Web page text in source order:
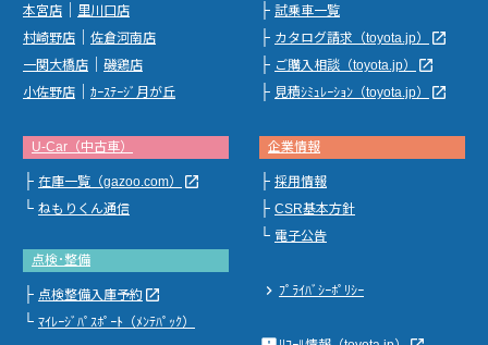
本宮店
里川口店
村崎野店
佐倉河南店
一関大橋店
磯鶏店
小佐野店
ｶｰｽﾃｰｼﾞ月が丘
├ 試乗車一覧
├ カタログ請求（toyota.jp）
launch
├ ご購入相談（toyota.jp）
launch
├ 見積ｼﾐｭﾚｰｼｮﾝ（toyota.jp） launch
U-Car（中古車）
├ 在庫一覧（gazoo.com）
launch
└ ねもりくん通信
点検･整備
├ 点検整備入庫予約 launch
└ ﾏｲﾚｰｼﾞﾊﾟｽﾎﾟｰﾄ（ﾒﾝﾃﾊﾟｯｸ）
企業情報
├ 採用情報
├ CSR基本方針
└ 電子公告
chevron_right ﾌﾟﾗｲﾊﾞｼｰﾎﾟﾘｼｰ